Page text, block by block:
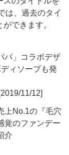
は、過去のタイ
できます。
パ」コラボデザ
ィソープも発
[2019/11/12]
上No.1の『毛穴
覚のファンデー
介